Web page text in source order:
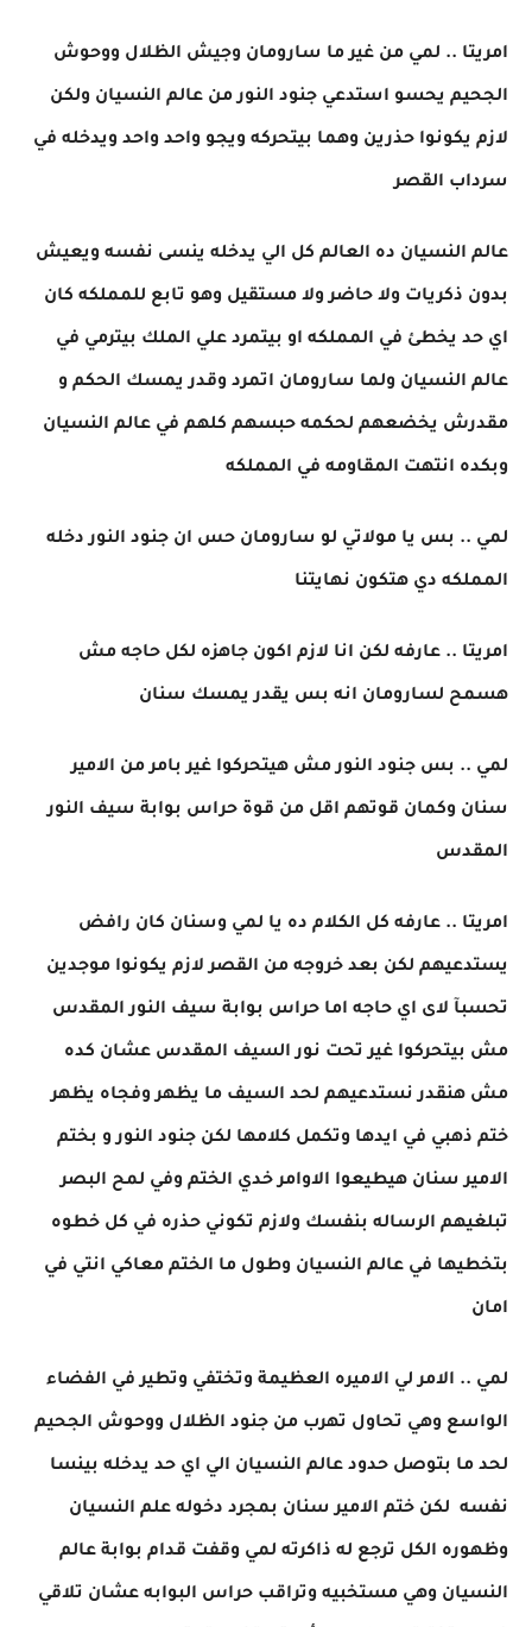
امريتا .. لمي من غير ما سارومان وجيش الظلال ووحوش
الجحيم يحسو استدعي جنود النور من عالم النسيان ولكن
لازم يكونوا حذرين وهما بيتحركه ويجو واحد واحد ويدخله في
سرداب القصر
عالم النسيان ده العالم كل الي يدخله ينسى نفسه ويعيش
بدون ذكريات ولا حاضر ولا مستقيل وهو تابع للمملكه كان
اي حد يخطئ في المملكه او بيتمرد علي الملك بيترمي في
عالم النسيان ولما سارومان اتمرد وقدر يمسك الحكم و
مقدرش يخضعهم لحكمه حبسهم كلهم في عالم النسيان
وبكده انتهت المقاومه في المملكه
لمي .. بس يا مولاتي لو سارومان حس ان جنود النور دخله
المملكه دي هتكون نهايتنا
امريتا .. عارفه لكن انا لازم اكون جاهزه لكل حاجه مش
هسمح لسارومان انه بس يقدر يمسك سنان
لمي .. بس جنود النور مش هيتحركوا غير بامر من الامير
سنان وكمان قوتهم اقل من قوة حراس بوابة سيف النور
المقدس
امريتا .. عارفه كل الكلام ده يا لمي وسنان كان رافض
يستدعيهم لكن بعد خروجه من القصر لازم يكونوا موجدين
تحسبآ لاى اي حاجه اما حراس بوابة سيف النور المقدس
مش بيتحركوا غير تحت نور السيف المقدس عشان كده
مش هنقدر نستدعيهم لحد السيف ما يظهر وفجاه يظهر
ختم ذهبي في ايدها وتكمل كلامها لكن جنود النور و بختم
الامير سنان هيطيعوا الاوامر خدي الختم وفي لمح البصر
تبلغيهم الرساله بنفسك ولازم تكوني حذره في كل خطوه
بتخطيها في عالم النسيان وطول ما الختم معاكي انتي في
امان
لمي .. الامر لي الاميره العظيمة وتختفي وتطير في الفضاء
الواسع وهي تحاول تهرب من جنود الظلال ووحوش الجحيم
لحد ما بتوصل حدود عالم النسيان الي اي حد يدخله بينسا
نفسه لكن ختم الامير سنان بمجرد دخوله علم النسيان
وظهوره الكل ترجع له ذاكرته لمي وقفت قدام بوابة عالم
النسيان وهي مستخبيه وتراقب حراس البوابه عشان تلاقي